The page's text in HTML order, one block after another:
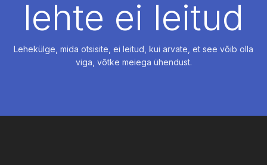
lehte ei leitud
Lehekülge, mida otsisite, ei leitud, kui arvate, et see võib olla
viga, võtke meiega ühendust.